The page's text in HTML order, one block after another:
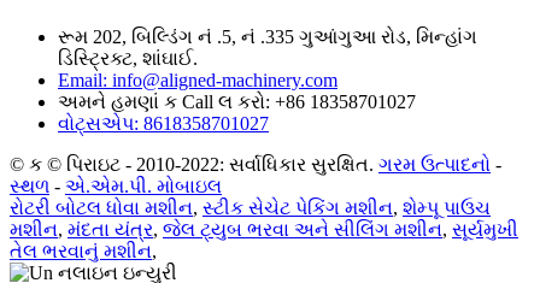
રૂમ 202, બિલ્ડિંગ નં .5, નં .335 ગુઆંગુઆ રોડ, મિન્હાંગ
ડિસ્ટ્રિક્ટ, શાંઘાઈ.
Email: info@aligned-machinery.com
અમને હમણાં ક Call લ કરો: +86 18358701027
વોટ્સએપ: 8618358701027
© ક © પિરાઇટ - 2010-2022: સર્વાધિકાર સુરક્ષિત. ગરમ ઉત્પાદનો -
સ્થળ - એ.એમ.પી. મોબાઇલ
રોટરી બોટલ ધોવા મશીન, સ્ટીક સેચેટ પેકિંગ મશીન, શેમ્પૂ પાઉચ
મશીન, મંદતા યંત્ર, જેલ ટ્યુબ ભરવા અને સીલિંગ મશીન, સૂર્યમુખી
તેલ ભરવાનું મશીન,